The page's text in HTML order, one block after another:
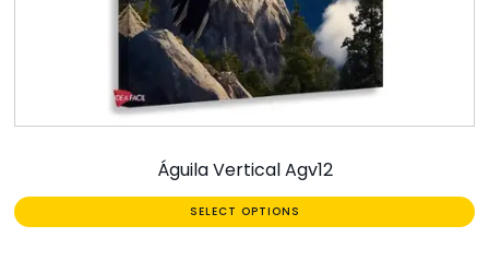
Águila Vertical Agv12
SELECT OPTIONS